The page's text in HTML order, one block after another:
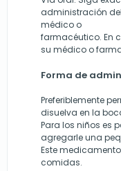
administración
médico o
farmacéutico. En
su médico o
Forma de
Preferiblemente
disuelva en la
Para los niños es
agregarle una
Este
comidas.